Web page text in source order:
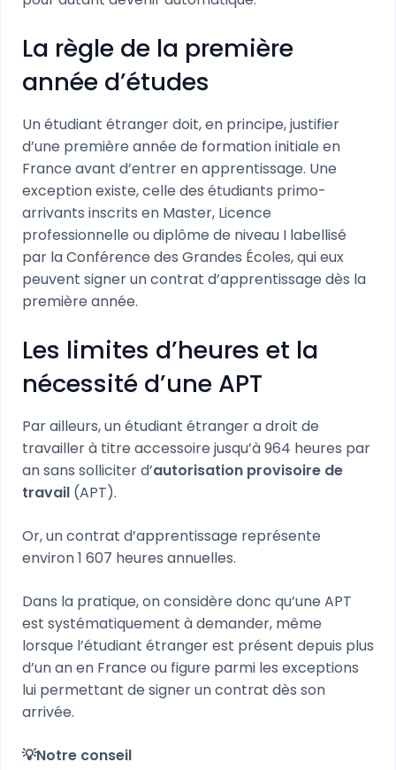
La règle de la première
année d’études
Un étudiant étranger doit, en principe, justifier
d’une première année de formation initiale en
France avant d’entrer en apprentissage. Une
exception existe, celle des étudiants primo-
arrivants inscrits en Master, Licence
professionnelle ou diplôme de niveau I labellisé
par la Conférence des Grandes Écoles, qui eux
peuvent signer un contrat d’apprentissage dès la
première année.
Les limites d’heures et la
nécessité d’une APT
Par ailleurs, un étudiant étranger a droit de
travailler à titre accessoire jusqu’à 964 heures par
an sans solliciter d’autorisation provisoire de
travail (APT).
Or, un contrat d’apprentissage représente
environ 1 607 heures annuelles.
Dans la pratique, on considère donc qu’une APT
est systématiquement à demander, même
lorsque l’étudiant étranger est présent depuis plus
d’un an en France ou figure parmi les exceptions
lui permettant de signer un contrat dès son
arrivée.
💡Notre conseil